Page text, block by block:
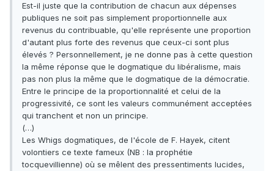
Est-il juste que la contribution de chacun aux dépenses
publiques ne soit pas simplement proportionnelle aux
revenus du contribuable, qu'elle représente une proportion
d'autant plus forte des revenus que ceux-ci sont plus
élevés ? Personnellement, je ne donne pas à cette question
la même réponse que le dogmatique du libéralisme, mais
pas non plus la même que le dogmatique de la démocratie.
Entre le principe de la proportionnalité et celui de la
progressivité, ce sont les valeurs communément acceptées
qui tranchent et non un principe.
(…)
Les Whigs dogmatiques, de l'école de F. Hayek, citent
volontiers ce texte fameux (NB : la prophétie
tocquevillienne) où se mêlent des pressentiments lucides,